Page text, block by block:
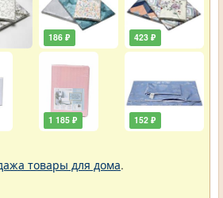
186 ₽
1 185 ₽
423 ₽
152 ₽
товары для дома.